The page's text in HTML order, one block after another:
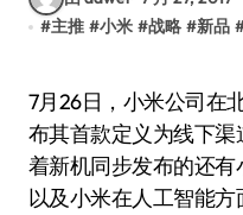
#主推 #小米 #战略 #新品
7月26日，小米公司在北京举行盛大发布会，正式发
布其首款定义为线下
着新机同步发布的还
以及小米在人工智能